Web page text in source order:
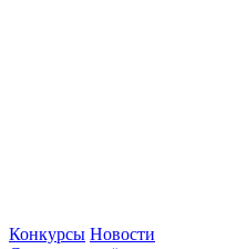
Конкурсы Новости